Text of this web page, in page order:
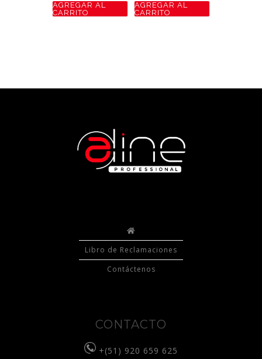
AGREGAR AL
CARRITO
AGREGAR AL
CARRITO
Libro de Reclamaciones
Contáctenos
CONTACTO
+(51) 920 659 625